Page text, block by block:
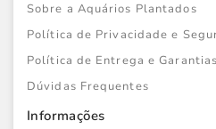
Sobre a Aquários Plantados
Política de Privacidade e
Política de Entrega e Garantias
Dúvidas Frequentes
Informações